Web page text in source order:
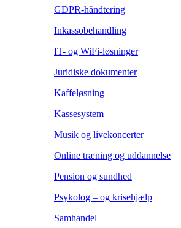
GDPR-håndtering
Inkassobehandling
IT- og WiFi-løsninger
Juridiske dokumenter
Kaffeløsning
Kassesystem
Musik og livekoncerter
Online træning og uddannelse
Pension og sundhed
Psykolog – og krisehjælp
Samhandel